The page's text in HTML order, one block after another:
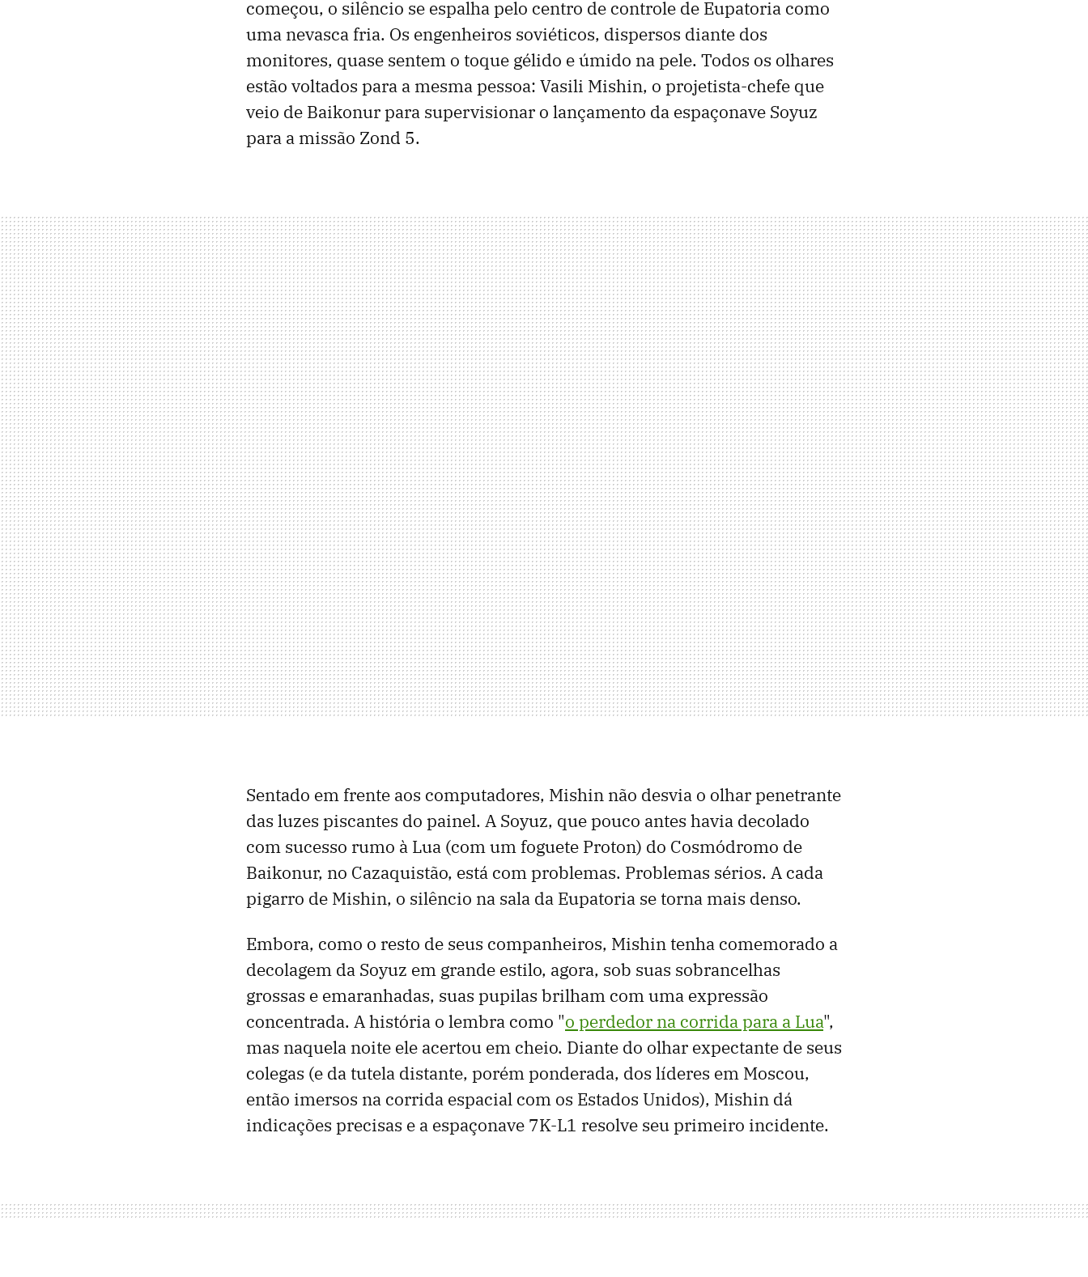
começou, o silêncio se espalha pelo centro de controle de Eupatoria como
uma nevasca fria. Os engenheiros soviéticos, dispersos diante dos
monitores, quase sentem o toque gélido e úmido na pele. Todos os olhares
estão voltados para a mesma pessoa: Vasili Mishin, o projetista-chefe que
veio de Baikonur para supervisionar o lançamento da espaçonave Soyuz
para a missão Zond 5.
Sentado em frente aos computadores, Mishin não desvia o olhar penetrante
das luzes piscantes do painel. A Soyuz, que pouco antes havia decolado
com sucesso rumo à Lua (com um foguete Proton) do Cosmódromo de
Baikonur, no Cazaquistão, está com problemas. Problemas sérios. A cada
pigarro de Mishin, o silêncio na sala da Eupatoria se torna mais denso.
Embora, como o resto de seus companheiros, Mishin tenha comemorado a
decolagem da Soyuz em grande estilo, agora, sob suas sobrancelhas
grossas e emaranhadas, suas pupilas brilham com uma expressão
concentrada. A história o lembra como "o perdedor na corrida para a Lua",
mas naquela noite ele acertou em cheio. Diante do olhar expectante de seus
colegas (e da tutela distante, porém ponderada, dos líderes em Moscou,
então imersos na corrida espacial com os Estados Unidos), Mishin dá
indicações precisas e a espaçonave 7K-L1 resolve seu primeiro incidente.